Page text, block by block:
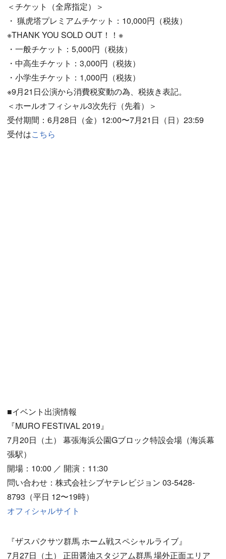
＜チケット（全席指定）＞
・ 猟虎塔プレミアムチケット：10,000円（税抜）
※THANK YOU SOLD OUT！！※
・一般チケット：5,000円（税抜）
・中高生チケット：3,000円（税抜）
・小学生チケット：1,000円（税抜）
※9月21日公演から消費税変動の為、税抜き表記。
＜ホールオフィシャル3次先行（先着）＞
受付期間：6月28日（金）12:00〜7月21日（日）23:59
受付はこちら
■イベント出演情報
『MURO FESTIVAL 2019』
7月20日（土） 幕張海浜公園Gブロック特設会場（海浜幕
張駅）
開場：10:00 ／ 開演：11:30
問い合わせ：株式会社シブヤテレビジョン 03-5428-
8793（平日 12〜19時）
オフィシャルサイト
『ザスパクサツ群馬 ホーム戦スペシャルライブ』
7月27日（土） 正田醤油スタジアム群馬 場外正面エリア